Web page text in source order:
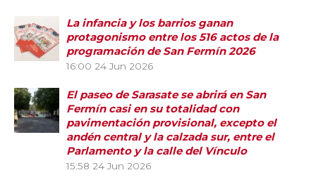
La infancia y los barrios ganan
protagonismo entre los 516 actos de la
programación de San Fermín 2026
16:00 24 Jun 2026
El paseo de Sarasate se abrirá en San
Fermín casi en su totalidad con
pavimentación provisional, excepto el
andén central y la calzada sur, entre el
Parlamento y la calle del Vínculo
15:58 24 Jun 2026